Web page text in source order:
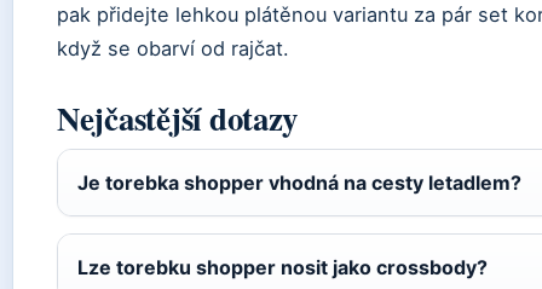
pak přidejte lehkou plátěnou variantu za pár set
když se obarví od rajčat.
Nejčastější dotazy
Je torebka shopper vhodná na cesty letadlem?
Lze torebku shopper nosit jako crossbody?